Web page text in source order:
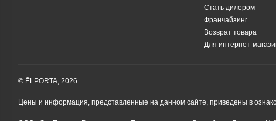
Стать дилером
Франчайзинг
Возврат товара
Для интернет-
© ĒLPORTA, 2026
Цены и информация, представленные на данном сайте, приведены в